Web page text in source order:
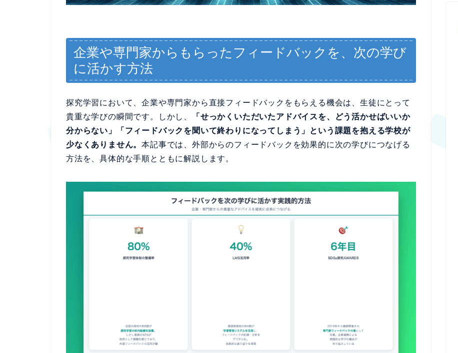
企業や専門家からもらったフィードバックを、次の学び
に活かす方法
探究学習において、企業や専門家から直接フィードバックをもらえる機会は、生徒にとって
貴重な学びの瞬間です。しかし、
「せっかくいただいたアドバイスを、どう活かせばいいか
分からない」「フィードバックを聞いて終わりになってしまう」という課題を抱える学校が
少なくありません。本記事では、外部からのフィードバックを効果的に次の学びにつなげる
方法を、具体的な手順とともに解説します。